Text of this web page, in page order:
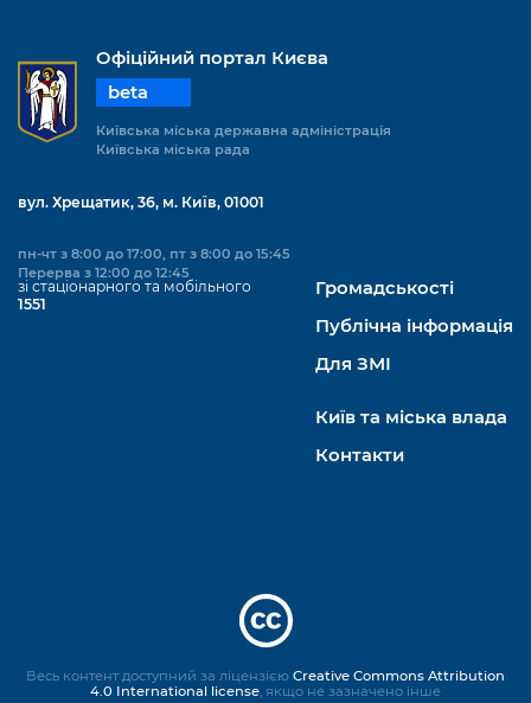
Офіційний портал Києва
beta
Київська міська державна адміністрація
Київська міська рада
вул. Хрещатик, 36, м. Київ, 01001
пн-чт з 8:00 до 17:00, пт з 8:00 до 15:45
Перерва з 12:00 до 12:45
зі стаціонарного та мобільного
1551
Громадськості
Публічна інформація
Для ЗМІ
Київ та міська влада
Контакти
Весь контент доступний за ліцензією Creative Commons Attribution
4.0 International license , якщо не зазначено інше